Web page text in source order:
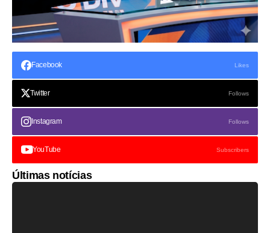
Facebook Likes
Twitter Follows
Instagram Follows
YouTube Subscribers
Últimas notícias